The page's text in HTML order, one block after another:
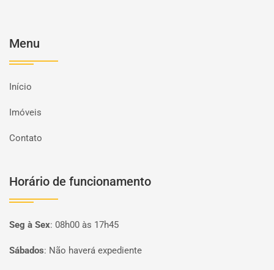
Menu
Início
Imóveis
Contato
Horário de funcionamento
Seg à Sex: 08h00 às 17h45
Sábados: Não haverá expediente